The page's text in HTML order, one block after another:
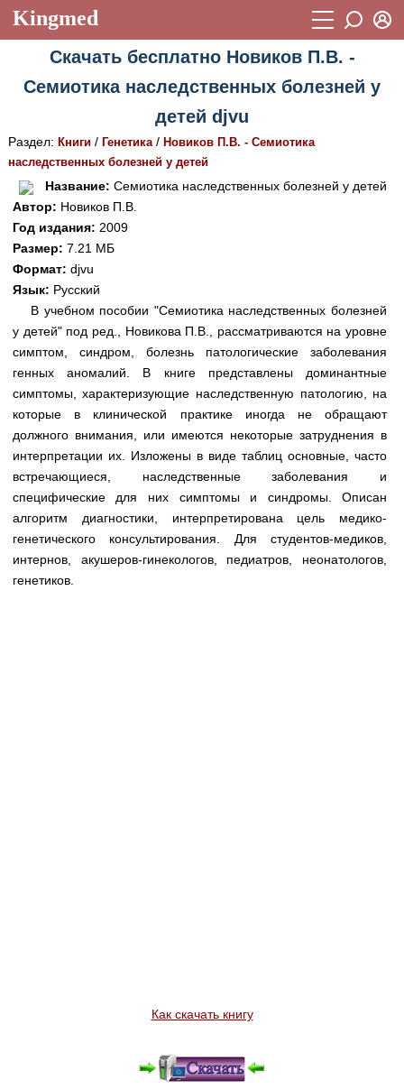
Kingmed
Учебный материал
Видеогалерея 899
Истории болезней 1268
Лекции и презентации
Аккредитационные тесты
Методические рекомендации
Научно-популярное
Статьи
Новости (244)
Медицинская стандартизация
Нормативы экстренной и неотложной помощи
Нормы лабораторных и инструментальных
исследований
Восстановить пароль
Регистрация
Скачать бесплатно Новиков П.В. -
Семиотика наследственных болезней у
детей djvu
Раздел: Книги/ Генетика/ Новиков П.В. - Семиотика
наследственных болезней у детей
Название: Семиотика наследственных болезней у детей
Автор: Новиков П.В.
Год издания: 2009
Размер: 7.21 МБ
Формат: djvu
Язык: Русский
В учебном пособии "Семиотика наследственных болезней
у детей" под ред., Новикова П.В., рассматриваются на уровне
симптом, синдром, болезнь патологические заболевания
генных аномалий. В книге представлены доминантные
симптомы, характеризующие наследственную патологию, на
которые в клинической практике иногда не обращают
должного внимания, или имеются некоторые затруднения в
интерпретации их. Изложены в виде таблиц основные, часто
встречающиеся, наследственные заболевания и
специфические для них симптомы и синдромы. Описан
алгоритм диагностики, интерпретирована цель медико-
генетического консультирования. Для студентов-медиков,
интернов, акушеров-гинекологов, педиатров, неонатологов,
генетиков.
Как скачать книгу